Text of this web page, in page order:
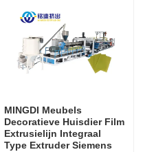
MINGDI Meubels
Decoratieve Huisdier Film
Extrusielijn Integraal
Type Extruder Siemens